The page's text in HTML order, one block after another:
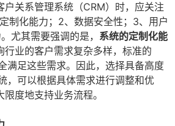
户关系管理系统（CRM）时，应关注
制化能力；2、数据安全性；3、用户
尤其需要强调的是， 系统的定制化能
行业的客户需求复杂多样，标准的
满足这些需求。因此，选择具备高度
，可以根据具体需求进行调整和优
度地支持业务流程。